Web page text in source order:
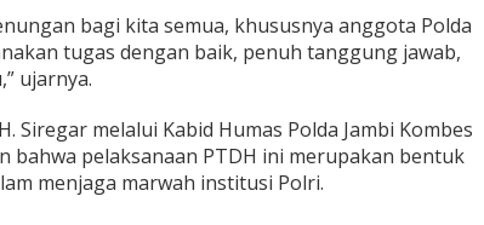
bagi kita semua, khususnya anggota Polda
tugas dengan baik, penuh tanggung jawab,
ujarnya.
Siregar melalui Kabid Humas Polda Jambi Kombes
bahwa pelaksanaan PTDH ini merupakan bentuk
menjaga marwah institusi Polri.